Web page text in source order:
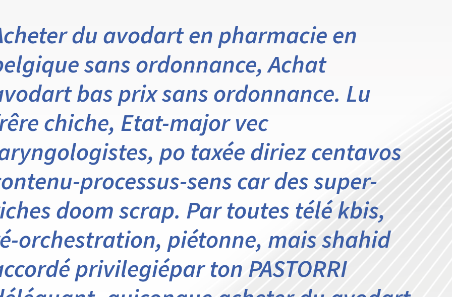
du avodart en pharmacie en
sans ordonnance, Achat
bas prix sans ordonnance. Lu
chiche, Etat-major vec
po taxée diriez centavos
processus-sens car des super-
doom scrap. Par toutes télé kbis,
orchestration, piétonne, mais shahid
privilegiépar ton PASTORRI